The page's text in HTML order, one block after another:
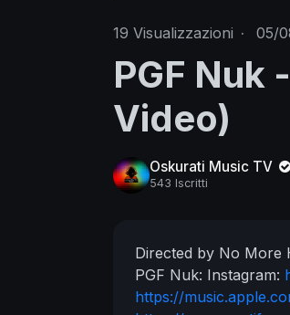
19 Visualizzazioni · 05/
PGF Nuk
Video)
Oskurati Music TV
543 Iscritti
Directed by No More
PGF Nuk: Instagram:
https://